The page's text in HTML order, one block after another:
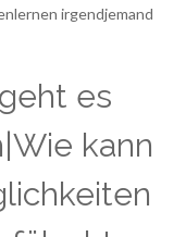
irgendjemand
es
kann